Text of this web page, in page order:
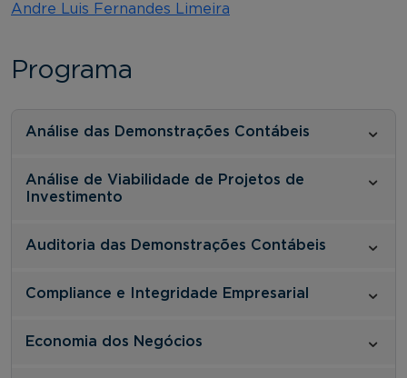
Andre Luis Fernandes Limeira
Programa
Análise das Demonstrações Contábeis
Análise de Viabilidade de Projetos de
Investimento
Auditoria das Demonstrações Contábeis
Compliance e Integridade Empresarial
Economia dos Negócios